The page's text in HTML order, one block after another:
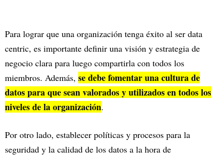
Para lograr que una organización tenga éxito al ser data
centric, es importante definir una visión y estrategia de
negocio clara para luego compartirla con todos los
miembros. Además, se debe fomentar una cultura de
datos para que sean valorados y utilizados en todos los
niveles de la organización.
Por otro lado, establecer políticas y procesos para la
seguridad y la calidad de los datos a la hora de